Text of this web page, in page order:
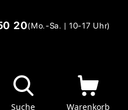
20(Mo.-Sa. | 10-17 Uhr)
Suche Warenkorb